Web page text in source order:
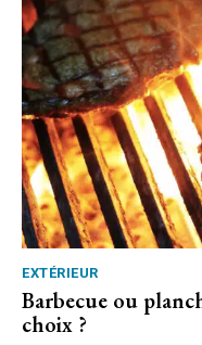
EXTÉRIEUR
Barbecue ou
choix ?